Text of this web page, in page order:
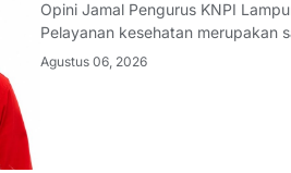
Opini Jamal Pengurus KNPI
Pelayanan kesehatan merupakan
warganya. Di tengah pesatnya
Agustus 06, 2026